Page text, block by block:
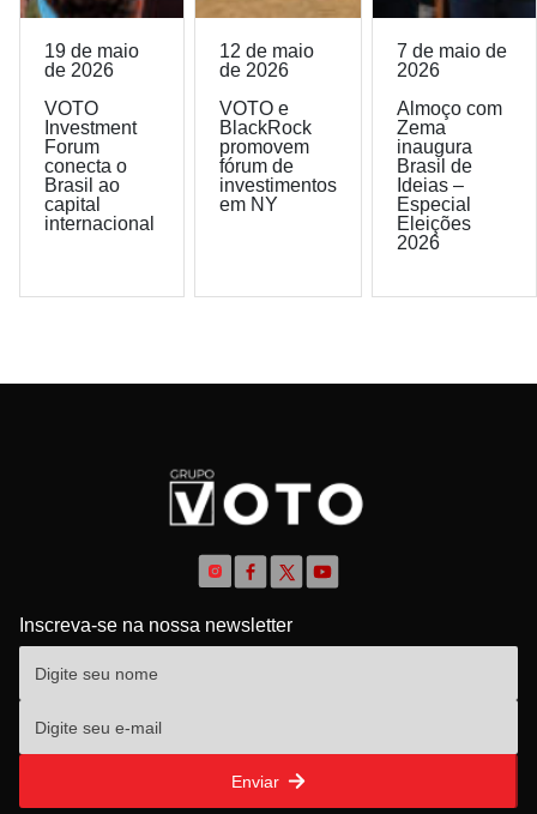
19 de maio
de 2026
VOTO
Investment
Forum
conecta o
Brasil ao
capital
internacional
12 de maio
de 2026
VOTO e
BlackRock
promovem
fórum de
investimentos
em NY
7 de maio de
2026
Almoço com
Zema
inaugura
Brasil de
Ideias –
Especial
Eleições
2026
Inscreva-se na nossa newsletter
Enviar